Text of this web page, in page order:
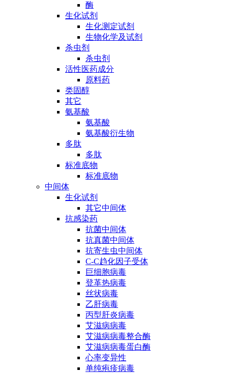
酶
生化试剂
生化测定试剂
生物化学及试剂
杀虫剂
杀虫剂
活性医药成分
原料药
类固醇
其它
氨基酸
氨基酸
氨基酸衍生物
多肽
多肽
标准底物
标准底物
中间体
生化试剂
其它中间体
抗感染药
抗菌中间体
抗真菌中间体
抗寄生虫中间体
C-C趋化因子受体
巨细胞病毒
登革热病毒
丝状病毒
乙肝病毒
丙型肝炎病毒
艾滋病病毒
艾滋病病毒整合酶
艾滋病病毒蛋白酶
心率变异性
单纯疱疹病毒